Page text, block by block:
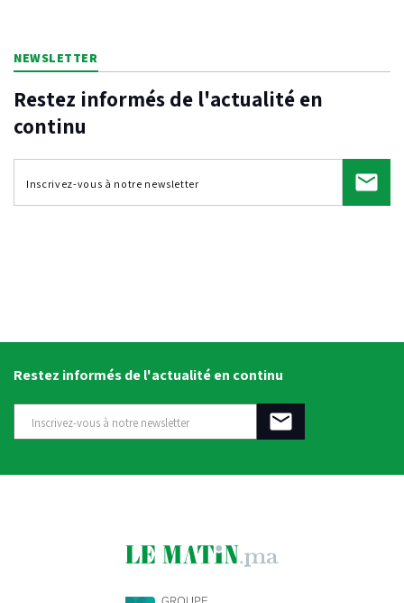
NEWSLETTER
Restez informés de l'actualité en
continu
Restez informés de l'actualité en continu